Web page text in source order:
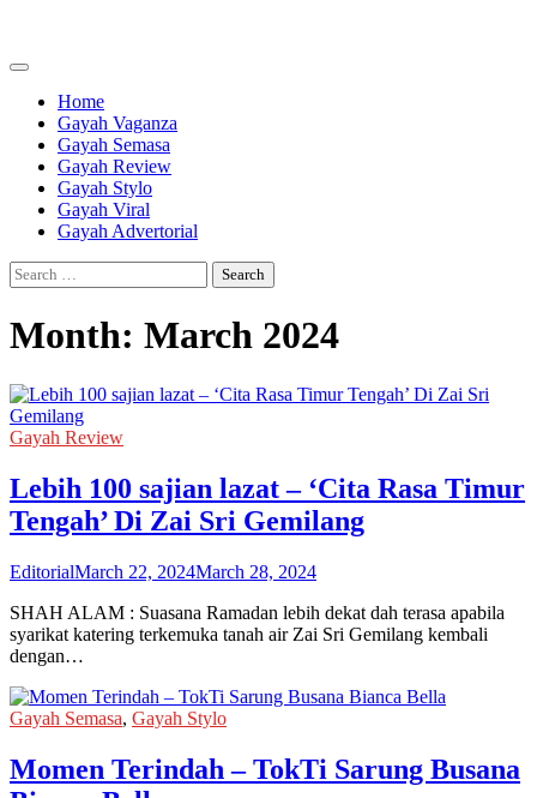
content
Home
Gayah Vaganza
Gayah Semasa
Gayah Review
Gayah Stylo
Gayah Viral
Gayah Advertorial
Search
for:
Month: March 2024
Gayah Review
Lebih 100 sajian lazat – ‘Cita Rasa Timur
Tengah’ Di Zai Sri Gemilang
EditorialMarch 22, 2024March 28, 2024
SHAH ALAM : Suasana Ramadan lebih dekat dah terasa apabila
syarikat katering terkemuka tanah air Zai Sri Gemilang kembali
dengan…
Gayah Semasa, Gayah Stylo
Momen Terindah – TokTi Sarung Busana